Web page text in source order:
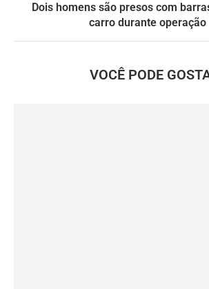
Dois homens são presos com
carro durante operação
VOCÊ PODE